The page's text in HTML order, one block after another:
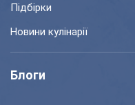
Підбірки
Новини кулінарії
Блоги